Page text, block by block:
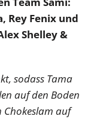
Rey Fenix und
Shelley &
sodass Tama
auf den Boden
Chokeslam auf